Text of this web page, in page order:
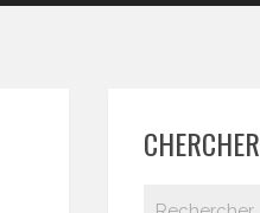
CHERCHER